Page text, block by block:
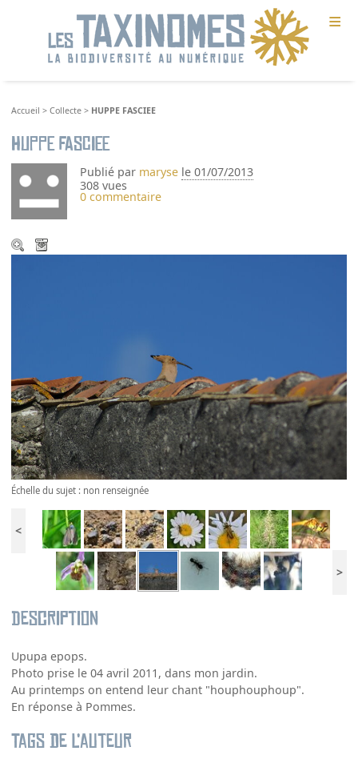
≡
Accueil >Collecte > HUPPE FASCIEE
HUPPE FASCIEE
Publié par maryse le 01/07/2013
308 vues
0 commentaire
Échelle du sujet : non renseignée
<
>
Description
Upupa epops.
Photo prise le 04 avril 2011, dans mon jardin.
Au printemps on entend leur chant "houphouphoup".
En réponse à Pommes.
Tags de l’auteur